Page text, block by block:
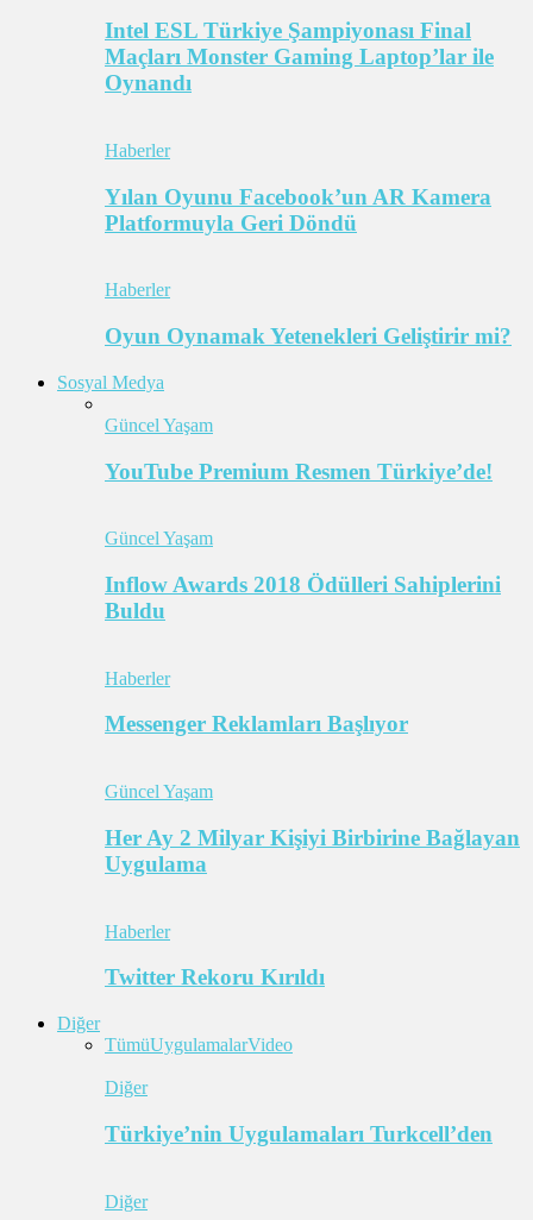
Intel ESL Türkiye Şampiyonası Final
Maçları Monster Gaming Laptop’lar ile
Oynandı
Haberler
Yılan Oyunu Facebook’un AR Kamera
Platformuyla Geri Döndü
Haberler
Oyun Oynamak Yetenekleri Geliştirir mi?
Sosyal Medya
Güncel Yaşam
YouTube Premium Resmen Türkiye’de!
Güncel Yaşam
Inflow Awards 2018 Ödülleri Sahiplerini
Buldu
Haberler
Messenger Reklamları Başlıyor
Güncel Yaşam
Her Ay 2 Milyar Kişiyi Birbirine Bağlayan
Uygulama
Haberler
Twitter Rekoru Kırıldı
Diğer
TümüUygulamalarVideo
Diğer
Türkiye’nin Uygulamaları Turkcell’den
Diğer